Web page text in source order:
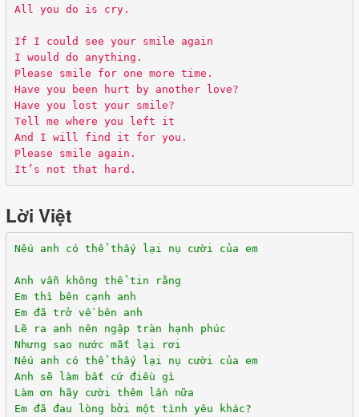
All you do is cry.
If I could see your smile again
I would do anything.
Please smile for one more time.
Have you been hurt by another love?
Have you lost your smile?
Tell me where you left it
And I will find it for you.
Please smile again.
It’s not that hard.
Lời Việt
Nếu anh có thể thấy lại nụ cười của em
Anh vẫn không thể tin rằng
Em thì bên cạnh anh
Em đã trở về bên anh
Lẽ ra anh nên ngập tràn hạnh phúc
Nhưng sao nước mắt lại rơi
Nếu anh có thể thấy lại nụ cười của em
Anh sẽ làm bất cứ điều gì
Làm ơn hãy cười thêm lần nữa
Em đã đau lòng bởi một tình yêu khác?